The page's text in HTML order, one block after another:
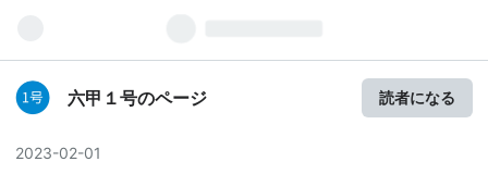
六甲１号のページ 読者になる
2023-02-01